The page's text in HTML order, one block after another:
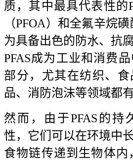
质，其中最具代表性的
（PFOA）和全氟辛烷
为具备出色的防水、抗
PFAS成为工业和消费
部分，尤其在纺织、食
品、消防泡沫等领域都
然而，由于PFAS的持
性，它们可以在环境中
食物链传递到生物体内